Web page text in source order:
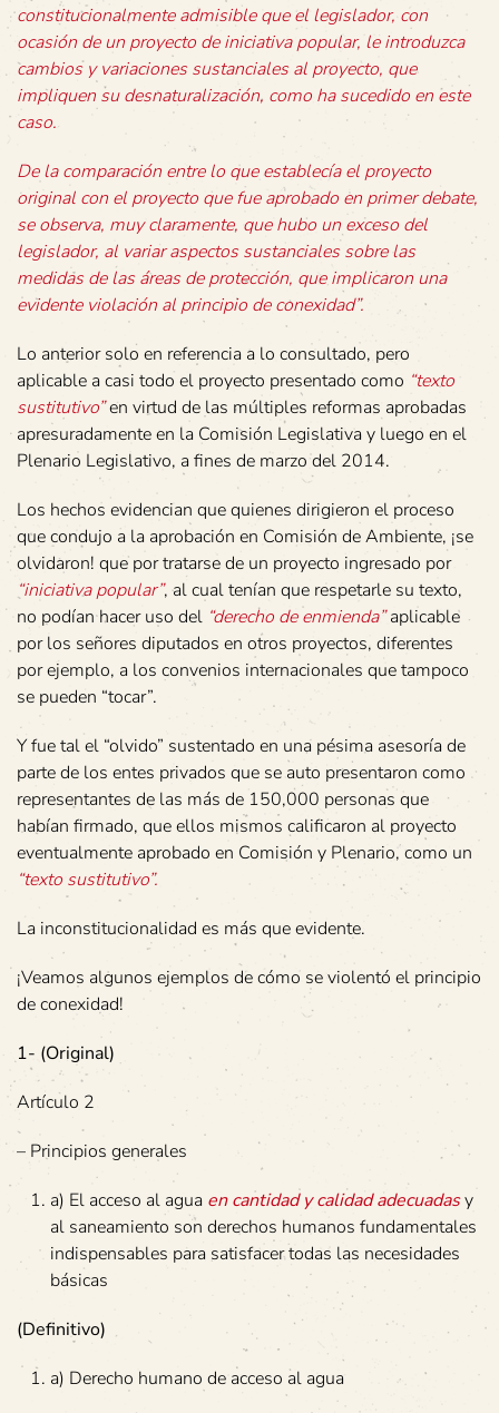
constitucionalmente admisible que el legislador, con
ocasión de un proyecto de iniciativa popular, le introduzca
cambios y variaciones sustanciales al proyecto, que
impliquen su desnaturalización, como ha sucedido en este
caso.
De la comparación entre lo que establecía el proyecto
original con el proyecto que fue aprobado en primer debate,
se observa, muy claramente, que hubo un exceso del
legislador, al variar aspectos sustanciales sobre las
medidas de las áreas de protección, que implicaron una
evidente violación al principio de conexidad”.
Lo anterior solo en referencia a lo consultado, pero
aplicable a casi todo el proyecto presentado como “texto
sustitutivo”en virtud de las múltiples reformas aprobadas
apresuradamente en la Comisión Legislativa y luego en el
Plenario Legislativo, a fines de marzo del 2014.
Los hechos evidencian que quienes dirigieron el proceso
que condujo a la aprobación en Comisión de Ambiente, ¡se
olvidaron! que por tratarse de un proyecto ingresado por
“iniciativa popular”, al cual tenían que respetarle su texto,
no podían hacer uso del “derecho de enmienda”aplicable
por los señores diputados en otros proyectos, diferentes
por ejemplo, a los convenios internacionales que tampoco
se pueden “tocar”.
Y fue tal el “olvido” sustentado en una pésima asesoría de
parte de los entes privados que se auto presentaron como
representantes de las más de 150,000 personas que
habían firmado, que ellos mismos calificaron al proyecto
eventualmente aprobado en Comisión y Plenario, como un
“texto sustitutivo”.
La inconstitucionalidad es más que evidente.
¡Veamos algunos ejemplos de cómo se violentó el principio
de conexidad!
1- (Original)
Artículo 2
– Principios generales
a) El acceso al agua en cantidad y calidad adecuadasy
al saneamiento son derechos humanos fundamentales
indispensables para satisfacer todas las necesidades
básicas
(Definitivo)
a) Derecho humano de acceso al agua